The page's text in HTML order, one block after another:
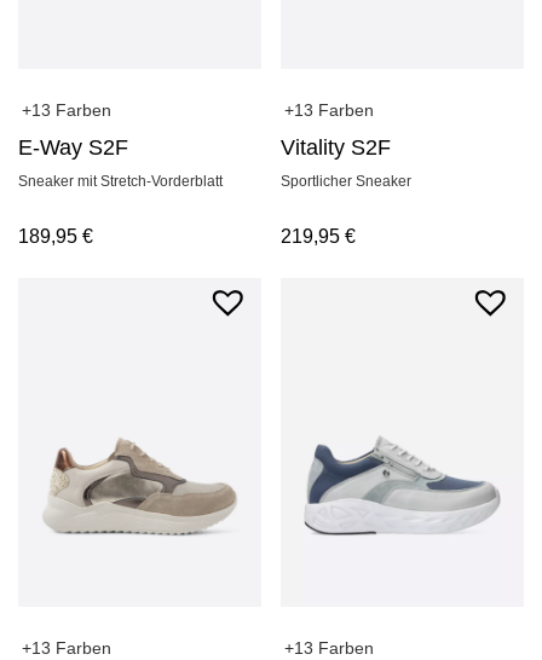
+13 Farben
E-Way S2F
Sneaker mit Stretch-Vorderblatt
189,95 €
+13 Farben
Vitality S2F
Sportlicher Sneaker
219,95€
+13 Farben +13 Farben